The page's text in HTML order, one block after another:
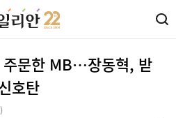
문한 MB…장동혁, 받
호탄